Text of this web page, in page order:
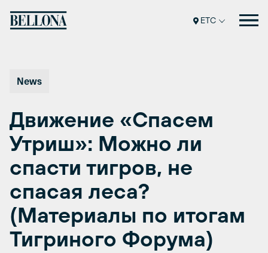
ETC
News
Движение «Спасем
Утриш»: Можно ли
спасти тигров, не
спасая леса?
(Материалы по итогам
Тигриного Форума)